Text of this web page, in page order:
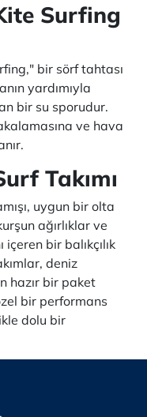
Surfing
bir sörf tahtası
yardımıyla
bir su sporudur.
ve hava
Takımı
uygun bir olta
ağırlıklar ve
bir balıkçılık
deniz
hazır bir paket
bir performans
dolu bir